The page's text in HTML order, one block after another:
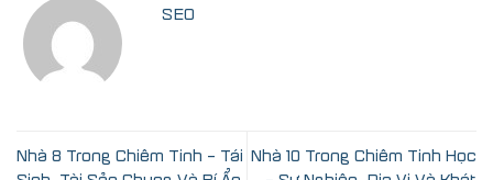
SEO
Nhà 8 Trong Chiêm Tinh – Tái Nhà 10 Trong Chiêm Tinh Học